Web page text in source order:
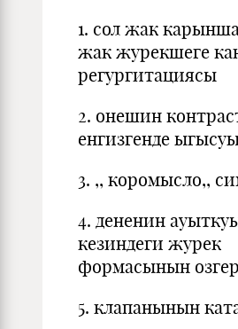
1. сол жак
жак журекшеге
регургитациясы
2. онешин
енгизгенде
3. ,, коромысло,,
4. дененин
кезиндеги журек
формасынын
5. клапанынын